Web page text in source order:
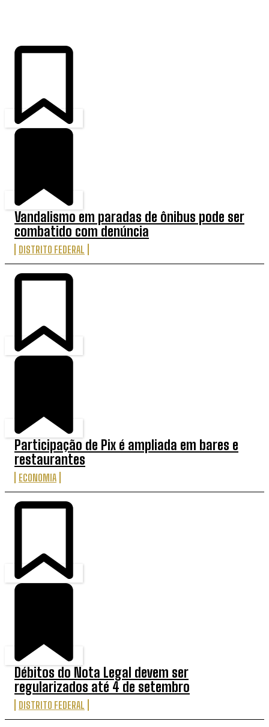
Vandalismo em paradas de ônibus pode ser
combatido com denúncia
DISTRITO FEDERAL
Participação de Pix é ampliada em bares e
restaurantes
ECONOMIA
Débitos do Nota Legal devem ser
regularizados até 4 de setembro
DISTRITO FEDERAL